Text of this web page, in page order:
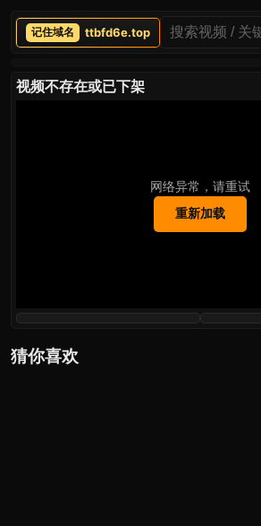
ttbfd6e.top
视频不存在或已下架
网络异常，请重试
重新加载
猜你喜欢